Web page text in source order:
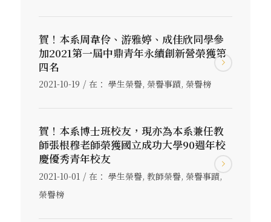
賀！本系周韋伶、游雅婷、成佳欣同學參
加2021第一屆中鼎青年永續創新營榮獲第
四名
2021-10-19 / 在： 學生榮譽, 榮譽事蹟, 榮譽榜
賀！本系博士班校友，現亦為本系兼任教
師張根穆老師榮獲國立成功大學90週年校
慶優秀青年校友
2021-10-01 / 在： 學生榮譽, 教師榮譽, 榮譽事蹟,
榮譽榜